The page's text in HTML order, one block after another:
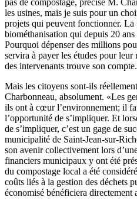
pas de compostage, précise M.
les usines, mais je suis pour un
projets qui peuvent fonctionner. La
biométhanisation qui depuis 20
Pourquoi dépenser des millions
servira à payer les études pour
des intervenants trouve son
Mais les citoyens sont-ils
Charbonneau, absolument. «Les
ils ont à cœur l’environnement; il
l’opportunité de s’impliquer. Et
de s’impliquer, c’est un gage de
municipalité de Saint-Jean-sur-
son avenir collectivement lors
financiers municipaux y ont été
du compostage local a été
coûts liés à la gestion des déchets
économisé bénéficiera directement